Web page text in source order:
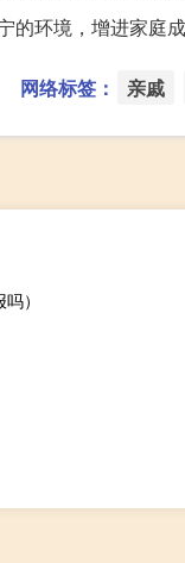
环境，增进家庭
网络标签： 亲戚
）